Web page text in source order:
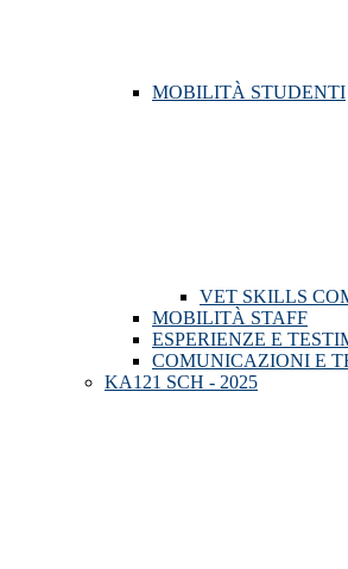
MOBILITÀ STUDENTI
VET SKILLS
MOBILITÀ STAFF
ESPERIENZE E
COMUNICAZIONI E
KA121 SCH - 2025